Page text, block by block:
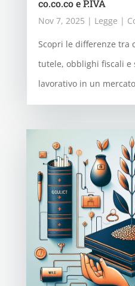
co.co.co e P.IVA
Nov 7, 2025 | Legge |
Scopri le differenze tra
tutele, obblighi fiscali
lavorativo in un